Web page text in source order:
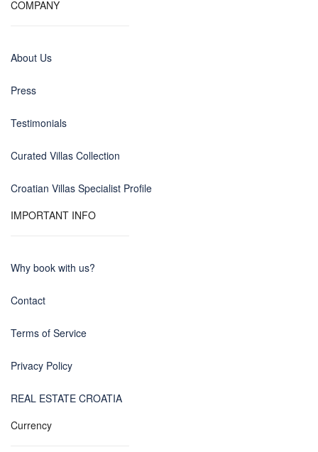
COMPANY
About Us
Press
Testimonials
Curated Villas Collection
Croatian Villas Specialist Profile
IMPORTANT INFO
Why book with us?
Contact
Terms of Service
Privacy Policy
REAL ESTATE CROATIA
Currency